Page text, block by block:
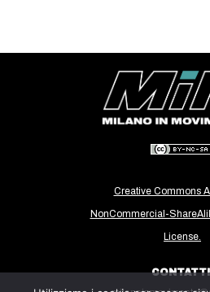
Creative Commons
NonCommercial-
License.